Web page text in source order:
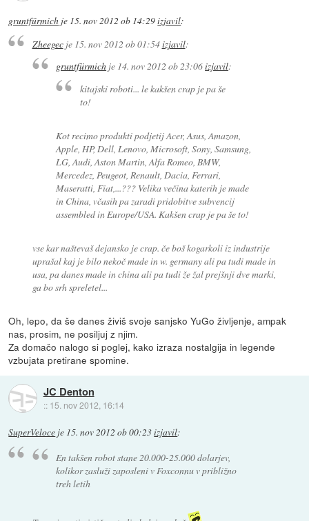
gruntfürmich je 15. nov 2012 ob 14:29izjavil:
Zheegecje 15. nov 2012 ob 01:54izjavil:
gruntfürmich je 14. nov 2012 ob 23:06izjavil:
kitajski roboti... le kakšen crap je pa še
to!
Kot recimo produkti podjetij Acer, Asus, Amazon,
Apple, HP, Dell, Lenovo, Microsoft, Sony, Samsung,
LG, Audi, Aston Martin, Alfa Romeo, BMW,
Mercedez, Peugeot, Renault, Dacia, Ferrari,
Maseratti, Fiat,...??? Velika večina katerih je made
in China, včasih pa zaradi pridobitve subvencij
assembled in Europe/USA. Kakšen crap je pa še to!
vse kar naštevaš dejansko je crap. če boš kogarkoli iz industrije
uprašal kaj je bilo nekoč made in w. germany ali pa tudi made in
usa, pa danes made in china ali pa tudi že žal prejšnji dve marki,
ga bo srh spreletel...
Oh, lepo, da še danes živiš svoje sanjsko YuGo življenje, ampak
nas, prosim, ne posiljuj z njim.
Za domačo nalogo si poglej, kako izraza nostalgija in legende
vzbujata pretirane spomine.
JC Denton
:: 15. nov 2012, 16:14
SuperVeloce je 15. nov 2012 ob 00:23izjavil:
En takšen robot stane 20.000-25.000 dolarjev,
kolikor zasluži zaposleni v Foxconnu v približno
treh letih